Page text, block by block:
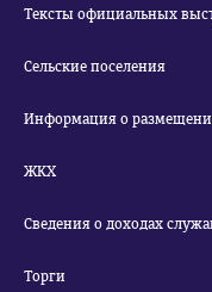
Тексты официальных
Сельские поселения
Информация о
ЖКХ
Сведения о доходах
Торги